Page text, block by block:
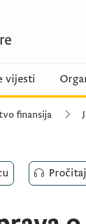
vijesti
finansija